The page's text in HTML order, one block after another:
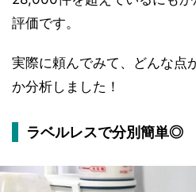
評価です。
実際に頼んでみて、どんな点
か分析しました！
ラベルレスで分別簡単◎